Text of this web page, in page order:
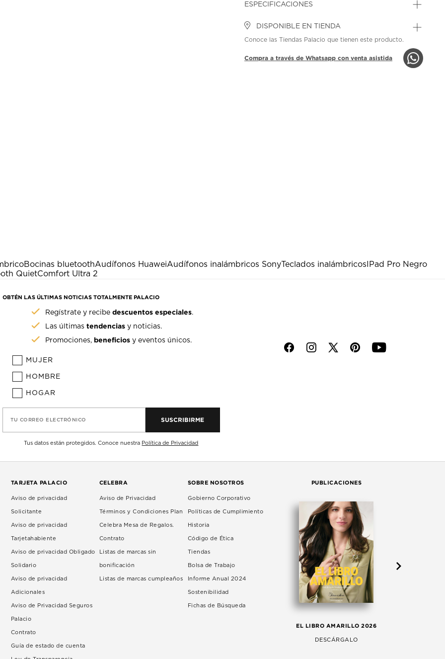
ESPECIFICACIONES
DISPONIBLE EN TIENDA
Conoce las Tiendas Palacio que tienen este producto.
Compra a través de Whatsapp con venta asistida
Bocinas bluetoothAudífonos HuaweiAudífonos inalámbricos SonyTeclados inalámbricos IPad Pro Negro
QuietComfort Ultra 2
OBTÉN LAS ÚLTIMAS NOTICIAS TOTALMENTE PALACIO
Regístrate y recibedescuentos especiales.
Las últimastendencias y noticias.
Promociones, beneficios y eventos únicos.
MUJER
HOMBRE
HOGAR
TU CORREO ELECTRÓNICO SUSCRIBIRME
Tus datos están protegidos. Conoce nuestra Política de Privacidad
f i p y
TARJETA PALACIO
Aviso de privacidad
Solicitante
Aviso de privacidad
Tarjetahabiente
Aviso de privacidad Obligado
Solidario
Aviso de privacidad
Adicionales
Aviso de Privacidad Seguros
Palacio
Contrato
Guía de estado de cuenta
CELEBRA
Aviso de Privacidad
Términos y Condiciones Plan
Celebra Mesa de Regalos.
Contrato
Listas de marcas sin
bonificación
Listas de marcas cumpleaños
SOBRE NOSOTROS
Gobierno Corporativo
Políticas de Cumplimiento
Historia
Código de Ética
Tiendas
Bolsa de Trabajo
Informe Anual 2024
Sostenibilidad
Fichas de Búsqueda
PUBLICACIONES
EL LIBRO AMARILLO 2026
DESCÁRGALO